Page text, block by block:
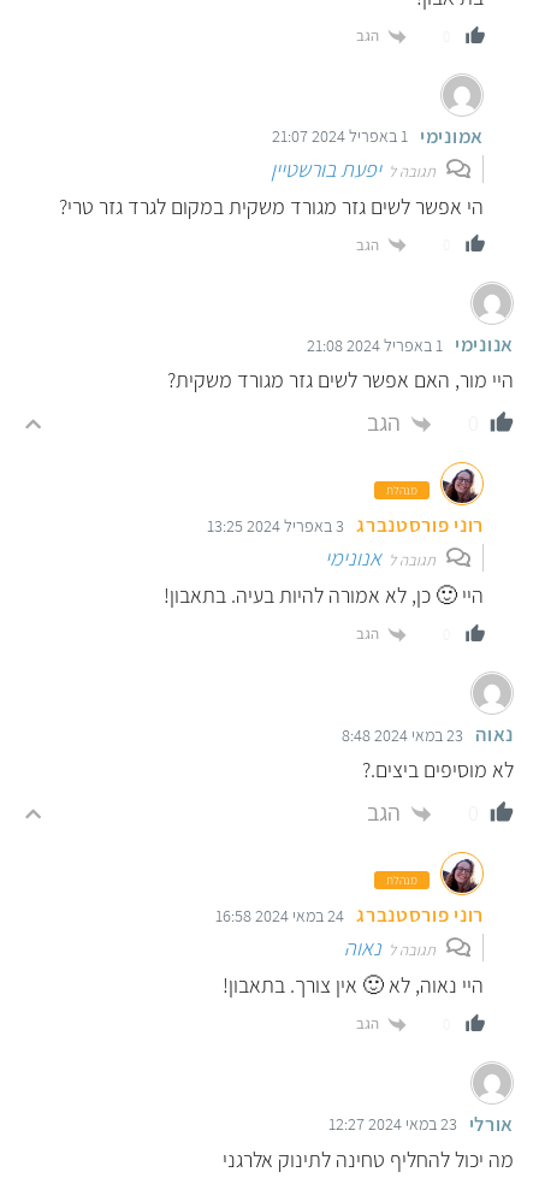
הגב
אמונימי 1 באפריל 2024 21:07
תגובה ליפעת בורשטיין
הי אפשר לשים גזר מגורד משקית במקום לגרד גזר טרי?
הגב
אנונימי 1 באפריל 2024 21:08
היי מור, האם אפשר לשים גזר מגורד משקית?
הגב
מנהלת
רוני פורסטנברג 3 באפריל 2024 13:25
תגובה לאנונימי
היי 🙂 כן, לא אמורה להיות בעיה. בתאבון!
הגב
נאוה 23 במאי 2024 8:48
לא מוסיפים ביצים.?
הגב
מנהלת
רוני פורסטנברג 24 במאי 2024 16:58
תגובה ל נאוה
היי נאוה, לא 🙂 אין צורך. בתאבון!
הגב
אורלי 23 במאי 2024 12:27
מה יכול להחליף טחינה לתינוק אלרגני